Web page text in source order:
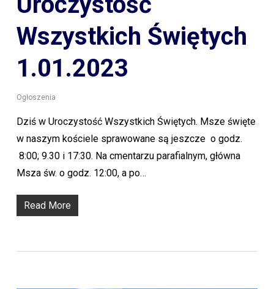
Wszystkich Świętych
1.01.2023
Ogłoszenia
Dziś w Uroczystość Wszystkich Świętych. Msze święte
w naszym kościele sprawowane są jeszcze o godz.
8:00; 9.30 i 17:30. Na cmentarzu parafialnym, główna
Msza św. o godz. 12:00, a po…
Read More